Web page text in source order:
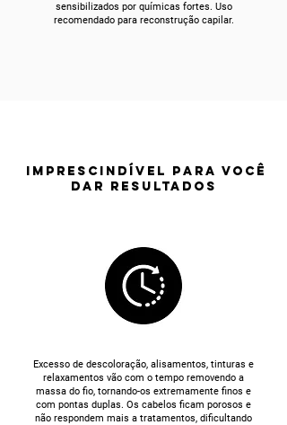
sensibilizados por químicas fortes. Uso
recomendado para reconstrução capilar.
IMPRESCINDÍVEL PARA VOCÊ
DAR RESULTADOS
Excesso de descoloração, alisamentos, tinturas e
relaxamentos vão com o tempo removendo a
massa do fio, tornando-os extremamente finos e
com pontas duplas. Os cabelos ficam porosos e
não respondem mais a tratamentos, dificultando